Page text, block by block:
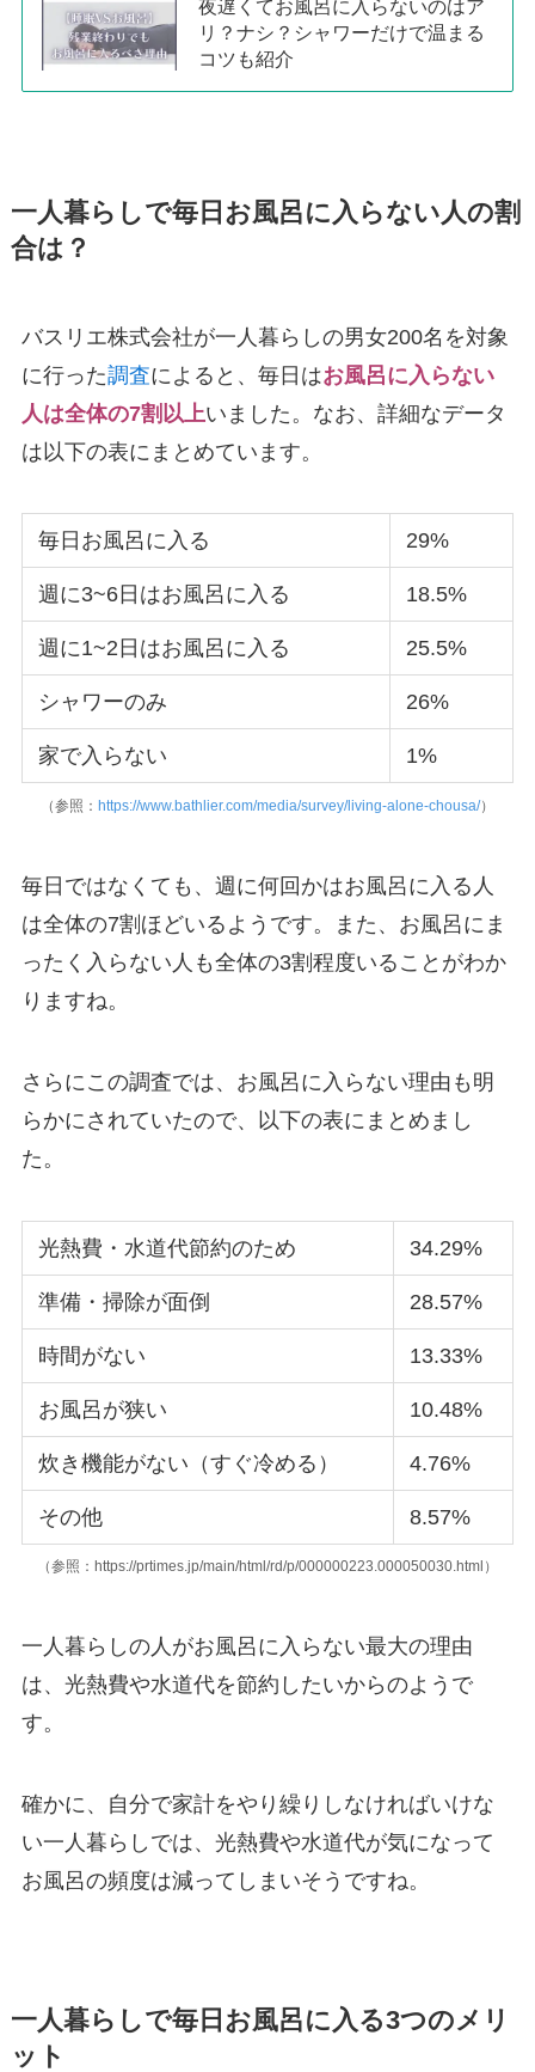
夜遅くてお風呂に入らないのはア
リ？ナシ？シャワーだけで温まる
コツも紹介
一人暮らしで毎日お風呂に入らない人の割
合は？
バスリエ株式会社が一人暮らしの男女200名を対象
に行った調査によると、毎日はお風呂に入らない
人は全体の7割以上いました。なお、詳細なデータ
は以下の表にまとめています。
毎日お風呂に入る 29%
週に3~6日はお風呂に入る 18.5%
週に1~2日はお風呂に入る 25.5%
シャワーのみ 26%
家で入らない 1%
（参照： https://www.bathlier.com/media/survey/living-alone-chousa/）
毎日ではなくても、週に何回かはお風呂に入る人
は全体の7割ほどいるようです。また、お風呂にま
ったく入らない人も全体の3割程度いることがわか
りますね。
さらにこの調査では、お風呂に入らない理由も明
らかにされていたので、以下の表にまとめまし
た。
光熱費・水道代節約のため 34.29%
準備・掃除が面倒 28.57%
時間がない 13.33%
お風呂が狭い 10.48%
炊き機能がない（すぐ冷める） 4.76%
その他 8.57%
（参照：https://prtimes.jp/main/html/rd/p/000000223.000050030.html）
一人暮らしの人がお風呂に入らない最大の理由
は、光熱費や水道代を節約したいからのようで
す。
確かに、自分で家計をやり繰りしなければいけな
い一人暮らしでは、光熱費や水道代が気になって
お風呂の頻度は減ってしまいそうですね。
一人暮らしで毎日お風呂に入る3つのメリ
ット